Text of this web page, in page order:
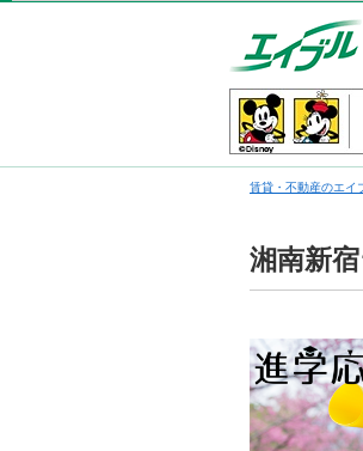
賃貸・不動産のエイ
湘南新